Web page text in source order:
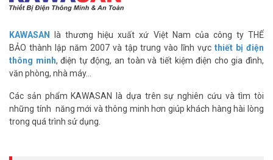
Quý khách có nhu cầu tư vấn và giá đèn cảm ứng Kawa tốt nhất thị
doanh để được hỗ trợ ưu đãi tốt nhất.
Tham khảo thêm các kênh thông tin khác:
– Facebook:https://www.facebook.com/vuhoangtelecom/
– Website:https://vuhoangtelecom.vn/
KAWASAN là thương hiệu xuất xứ Việt Nam của công ty THẾ
BẢO thành lập năm 2007 và tập trung vào lĩnh vựcthiết bị điện
thông minh, điện tự động, an toàn và tiết kiệm điện cho gia đình,
văn phòng, nhà máy…
Các sản phẩm KAWASAN là dựa trên sự nghiên cứu và tìm tòi
những tính năng mới và thông minh hơn giúp khách hàng hài lòng
trong quá trình sử dụng.